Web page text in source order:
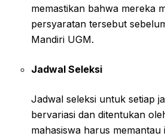
memastikan bahwa mereka
persyaratan tersebut
Mandiri UGM.
Jadwal Seleksi
Jadwal seleksi untuk setiap
bervariasi dan ditentukan
mahasiswa harus